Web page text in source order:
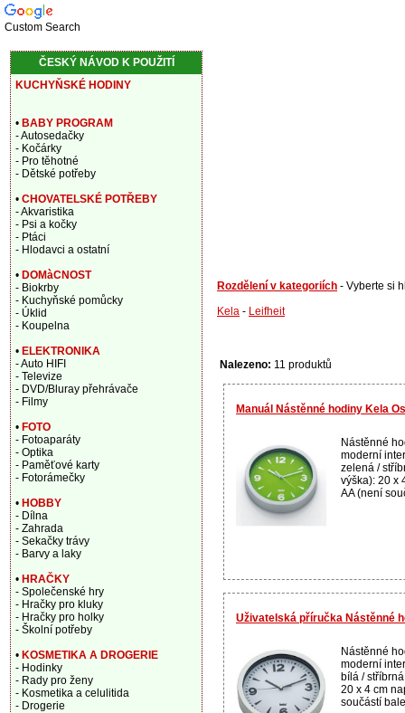
Rozdělení v kategoriích - Vyberte si
Kela - Leifheit
Nalezeno: 11 produktů
Manuál Nástěnné hodiny Kela
Nástěnné
moderní
zelená /
výška): 20 x
AA (není
Uživatelská příručka Nástěnné
Nástěnné
moderní
bílá /
20 x 4 cm
součástí
Custom Search
ČESKÝ NÁVOD K POUŽITÍ
KUCHYŇSKÉ HODINY
• BABY PROGRAM
- Autosedačky
- Kočárky
- Pro těhotné
- Dětské potřeby
• CHOVATELSKÉ POTŘEBY
- Akvaristika
- Psi a kočky
- Ptáci
- Hlodavci a ostatní
• DOMàCNOST
- Biokrby
- Kuchyňské pomůcky
- Úklid
- Koupelna
• ELEKTRONIKA
- Auto HIFI
- Televize
- DVD/Bluray přehrávače
- Filmy
• FOTO
- Fotoaparáty
- Optika
- Paměťové karty
- Fotorámečky
• HOBBY
- Dílna
- Zahrada
- Sekačky trávy
- Barvy a laky
• HRAČKY
- Společenské hry
- Hračky pro kluky
- Hračky pro holky
- Školní potřeby
• KOSMETIKA A DROGERIE
- Hodinky
- Rady pro ženy
- Kosmetika a celulitida
- Drogerie